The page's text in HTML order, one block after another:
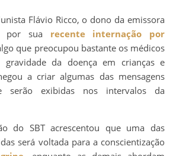
Flávio Ricco, o dono da emissora
por sua recente internação por
que preocupou bastante os médicos
da doença em crianças e
a criar algumas das mensagens
serão exibidas nos intervalos da
do SBT acrescentou que uma das
será voltada para a conscientização